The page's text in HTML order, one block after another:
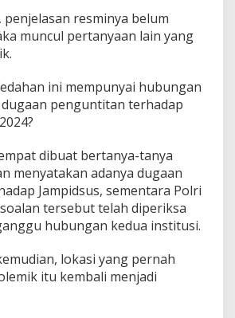
penjelasan resminya belum
muncul pertanyaan lain yang
ini mempunyai hubungan
penguntitan terhadap
dibuat bertanya-tanya
menyatakan adanya dugaan
Jampidsus, sementara Polri
tersebut telah diperiksa
hubungan kedua institusi.
lokasi yang pernah
itu kembali menjadi